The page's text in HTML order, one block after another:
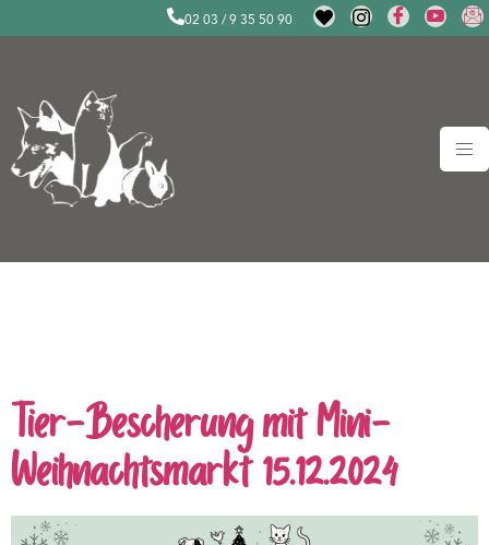
02 03 / 9 35 50 90
Tier-Bescherung mit Mini-
Weihnachtsmarkt 15.12.2024